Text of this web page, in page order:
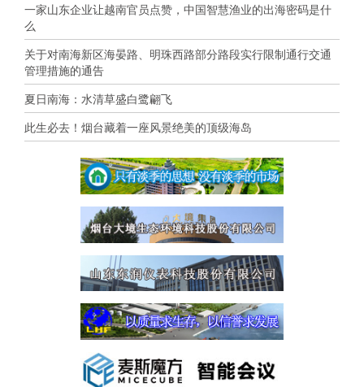
一家山东企业让越南官员点赞，中国智慧渔业的出海密码是什
么
关于对南海新区海晏路、明珠西路部分路段实行限制通行交通
管理措施的通告
夏日南海：水清草盛白鹭翩飞
此生必去！烟台藏着一座风景绝美的顶级海岛